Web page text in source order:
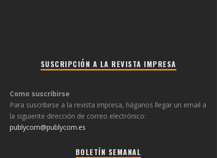
SUSCRIPCIÓN A LA REVISTA IMPRESA
Como suscribirse
Para suscribirse a la revista impresa, háganos llegar un email a
la siguiente dirección de correo electrónico:
publycom@publycom.es
BOLETÍN SEMANAL